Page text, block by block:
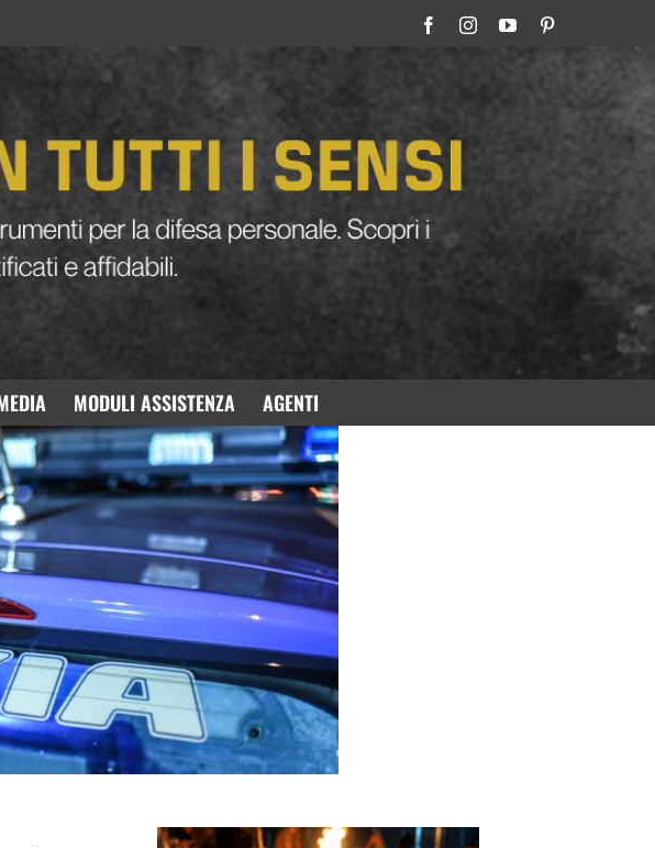
MODULI ASSISTENZA AGENTI
Tenta di rapinare due giovani, fermato con lo spray al peperoncino
con lo spray al